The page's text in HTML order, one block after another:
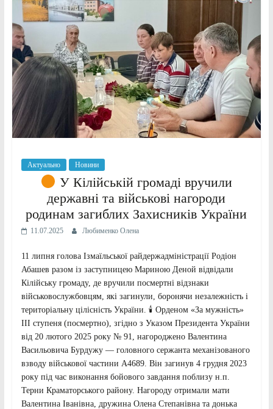
Актуально Новини
У Кілійській громаді вручили
державні та військові нагороди
родинам загиблих Захисників України
11.07.2025 Любименко Олена
11 липня голова Ізмаїльської райдержадміністрації Родіон
Абашев разом із заступницею Мариною Деной відвідали
Кілійську громаду, де вручили посмертні відзнаки
військовослужбовцям, які загинули, боронячи незалежність і
територіальну цілісність України. 🕯 Орденом «За мужність»
III ступеня (посмертно), згідно з Указом Президента України
від 20 лютого 2025 року № 91, нагороджено Валентина
Васильовича Бурдужу — головного сержанта механізованого
взводу військової частини А4689. Він загинув 4 грудня 2023
року під час виконання бойового завдання поблизу н.п.
Терни Краматорського району. Нагороду отримали мати
Валентина Іванівна, дружина Олена Степанівна та донька